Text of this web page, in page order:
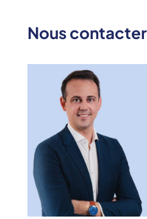
Nous contacter